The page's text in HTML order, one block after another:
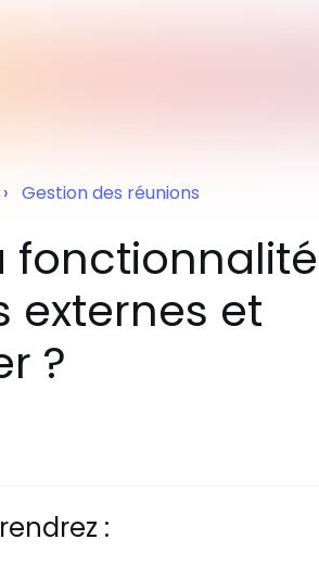
Gestion des réunions
fonctionnalité
externes et
?
: